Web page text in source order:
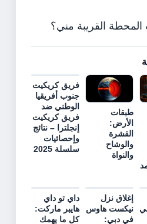
المحطة القريبة مني؟
طبقات
الأرض:
القشرة
والوشاح
والنواة
فريق كريكيت
جنوب أفريقيا
الوطني ضد
فريق كريكيت
إنجلترا – نتائج
وإحصائيات
سلسلة 2025
إغلاق نزل
نيكست هاوس
في دبي:
داي تو داي
هايبر ماركت:
كل ما يهمك